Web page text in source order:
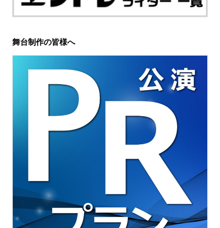
舞台制作の皆様へ